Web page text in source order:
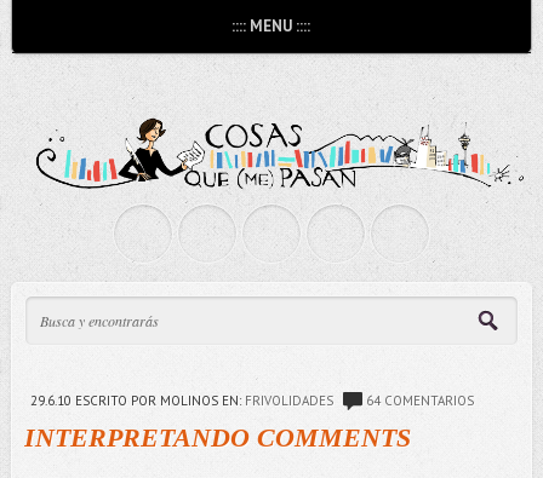
:::: MENU ::::
29.6.10 ESCRITO POR MOLINOS EN: FRIVOLIDADES 64 COMENTARIOS
INTERPRETANDO COMMENTS